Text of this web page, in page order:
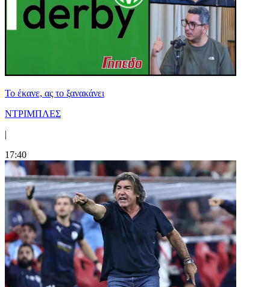
Το έκανε, ας το ξανακάνει
ΝΤΡΙΜΠΛΕΣ
|
17:40